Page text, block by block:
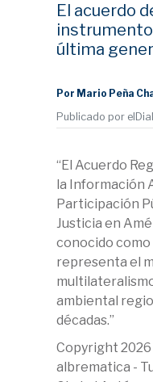
El acuerdo
última
Por Mario Peña
Publicado por
“El Acuerdo
la Información
Participación
Justicia en
conocido como
representa el
ambiental
décadas.”
Copyright
albrematica -